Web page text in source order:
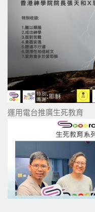
運用電台推廣生死教育